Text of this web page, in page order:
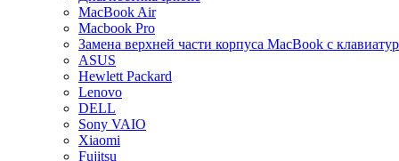
MacBook Air
Macbook Pro
Замена верхней части корпуса MacBook с
ASUS
Hewlett Packard
Lenovo
DELL
Sony VAIO
Xiaomi
Fujitsu